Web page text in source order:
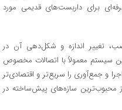
برای داربست‌های قدیمی مورد
تغییر اندازه و شکل‌دهی آن در
سیستم معمولاً با اتصالات مخصوص
و جمع‌آوری را سریع‌تر و اقتصادی‌تر
سازه‌های پیش‌ساخته در